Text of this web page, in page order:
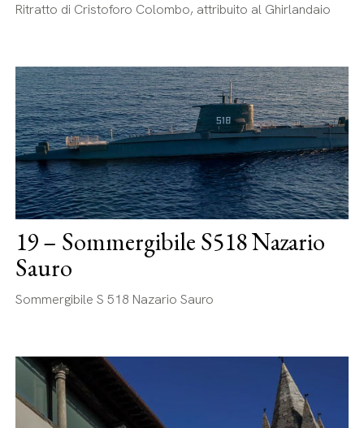
Ritratto di Cristoforo Colombo, attribuito al Ghirlandaio
19 – Sommergibile S518 Nazario
Sauro
Sommergibile S 518 Nazario Sauro